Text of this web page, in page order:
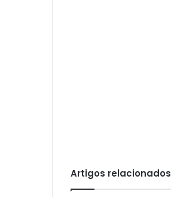
Artigos relacionados